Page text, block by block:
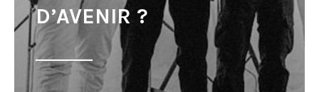
D’AVENIR ?